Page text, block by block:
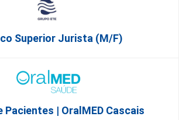
Superior Jurista (m/f)
Pacientes | OralMED Cascais